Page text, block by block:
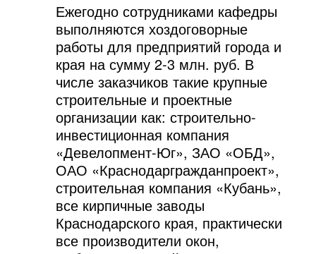
Ежегодно сотрудниками кафедры
выполняются хоздоговорные
работы для предприятий города и
края на сумму 2-3 млн. руб. В
числе заказчиков такие крупные
строительные и проектные
организации как: строительно-
инвестиционная компания
«Девелопмент-Юг», ЗАО «ОБД»,
ОАО «Краснодаргражданпроект»,
строительная компания «Кубань»,
все кирпичные заводы
Краснодарского края, практически
все производители окон,